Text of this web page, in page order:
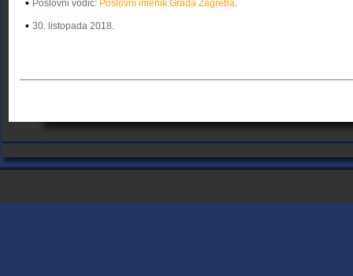
• Poslovni vodič: Poslovni imenik Grada Zagreba.
• 30. listopada 2018.